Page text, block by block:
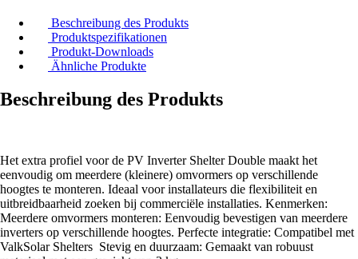
Beschreibung des Produkts
Produktspezifikationen
Produkt-Downloads
Ähnliche Produkte
Beschreibung des Produkts
Het extra profiel voor de PV Inverter Shelter Double maakt het
eenvoudig om meerdere (kleinere) omvormers op verschillende
hoogtes te monteren. Ideaal voor installateurs die flexibiliteit en
uitbreidbaarheid zoeken bij commerciële installaties. Kenmerken:
Meerdere omvormers monteren: Eenvoudig bevestigen van meerdere
inverters op verschillende hoogtes. Perfecte integratie: Compatibel met
ValkSolar Shelters Stevig en duurzaam: Gemaakt van robuust